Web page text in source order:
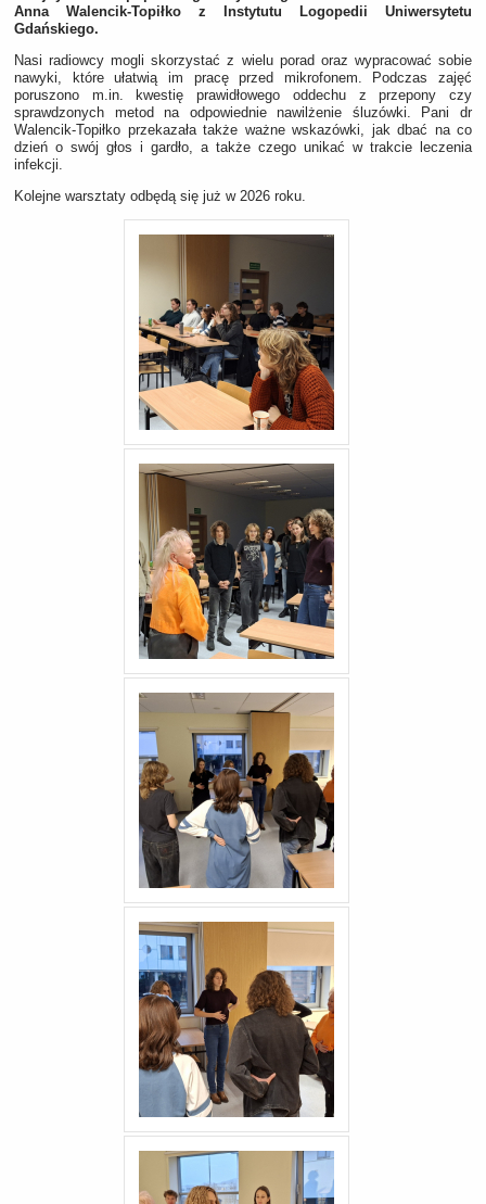
Anna Walencik-Topiłko z Instytutu Logopedii Uniwersytetu
Gdańskiego.
Nasi radiowcy mogli skorzystać z wielu porad oraz wypracować sobie
nawyki, które ułatwią im pracę przed mikrofonem. Podczas zajęć
poruszono m.in. kwestię prawidłowego oddechu z przepony czy
sprawdzonych metod na odpowiednie nawilżenie śluzówki. Pani dr
Walencik-Topiłko przekazała także ważne wskazówki, jak dbać na co
dzień o swój głos i gardło, a także czego unikać w trakcie leczenia
infekcji.
Kolejne warsztaty odbędą się już w 2026 roku.